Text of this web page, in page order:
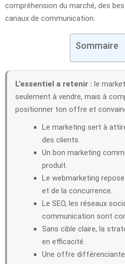
compréhension du marché, des
canaux de communication.
Sommaire
L’essentiel a retenir : le
seulement à vendre, mais à
positionner ton offre et
Le marketing sert à
des clients.
Un bon marketing
produit.
Le webmarketing
et de la concurrence.
Le SEO, les réseaux
communication sont
Sans cible claire, la
en efficacité.
Une offre